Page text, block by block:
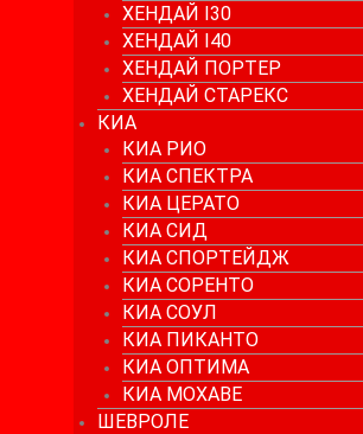
ХЕНДАЙ I30
ХЕНДАЙ I40
ХЕНДАЙ ПОРТЕР
ХЕНДАЙ СТАРЕКС
КИА
КИА РИО
КИА СПЕКТРА
КИА ЦЕРАТО
КИА СИД
КИА СПОРТЕЙДЖ
КИА СОРЕНТО
КИА СОУЛ
КИА ПИКАНТО
КИА ОПТИМА
КИА МОХАВЕ
ШЕВРОЛЕ